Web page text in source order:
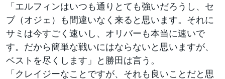
「エルフィンはいつも通りとても強いだろうし、セ
ブ（オジェ）も間違いなく来ると思います。それに
サミは今すごく速いし、オリバーも本当に速いで
す。だから簡単な戦いにはならないと思いますが、
ベストを尽くします」と勝田は言う。
「クレイジーなことですが、それも良いことだと思